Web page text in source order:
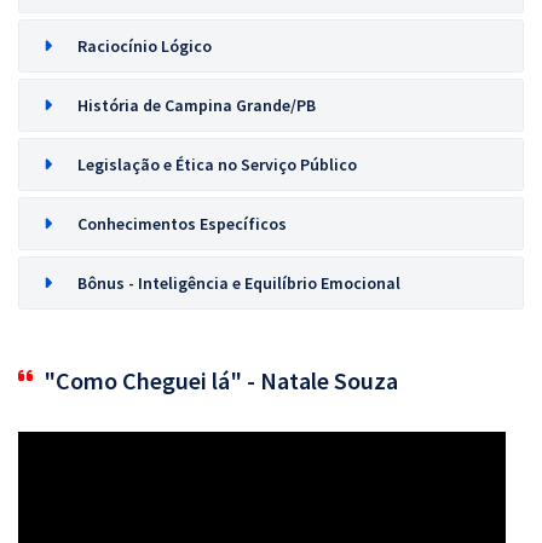
Raciocínio Lógico
História de Campina Grande/PB
Legislação e Ética no Serviço Público
Conhecimentos Específicos
Bônus - Inteligência e Equilíbrio Emocional
"Como Cheguei lá" - Natale Souza